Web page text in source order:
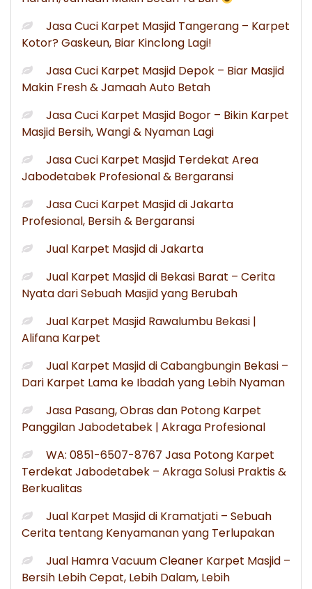
Jasa Cuci Karpet Masjid Tangerang – Karpet
Kotor? Gaskeun, Biar Kinclong Lagi!
Jasa Cuci Karpet Masjid Depok – Biar Masjid
Makin Fresh & Jamaah Auto Betah
Jasa Cuci Karpet Masjid Bogor – Bikin Karpet
Masjid Bersih, Wangi & Nyaman Lagi
Jasa Cuci Karpet Masjid Terdekat Area
Jabodetabek Profesional & Bergaransi
Jasa Cuci Karpet Masjid di Jakarta
Profesional, Bersih & Bergaransi
Jual Karpet Masjid di Jakarta
Jual Karpet Masjid di Bekasi Barat – Cerita
Nyata dari Sebuah Masjid yang Berubah
Jual Karpet Masjid Rawalumbu Bekasi |
Alifana Karpet
Jual Karpet Masjid di Cabangbungin Bekasi –
Dari Karpet Lama ke Ibadah yang Lebih Nyaman
Jasa Pasang, Obras dan Potong Karpet
Panggilan Jabodetabek | Akraga Profesional
WA: 0851-6507-8767 Jasa Potong Karpet
Terdekat Jabodetabek – Akraga Solusi Praktis &
Berkualitas
Jual Karpet Masjid di Kramatjati – Sebuah
Cerita tentang Kenyamanan yang Terlupakan
Jual Hamra Vacuum Cleaner Karpet Masjid –
Bersih Lebih Cepat, Lebih Dalam, Lebih